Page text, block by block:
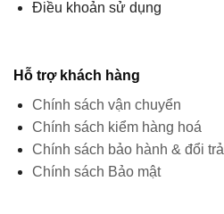
Điều khoản sử dụng
Hỗ trợ khách hàng
Chính sách vận chuyển
Chính sách kiểm hàng hoá
Chính sách bảo hành & đổi trả
Chính sách Bảo mật